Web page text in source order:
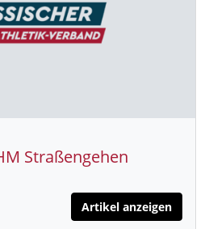
Straßengehen
Artikel anzeigen